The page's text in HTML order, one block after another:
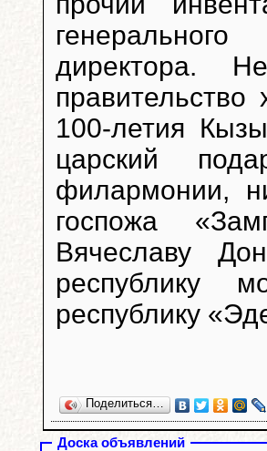
директора.
100-летия
царский
филармонии,
госпожа
Вячеславу
республику
республику
Поделиться…
Доска объявлений